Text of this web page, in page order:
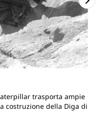
trasporta ampie
costruzione della Diga di